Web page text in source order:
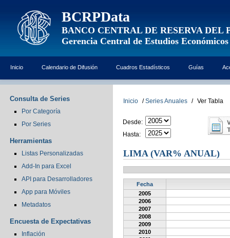
BCRPData
BANCO CENTRAL DE RESERVA DEL
Gerencia Central de Estudios Económicos
Inicio Calendario de Difusión Cuadros Estadísticos Guías
Consulta de Series
Por Categoría
Por Series
Herramientas
Listas Personalizadas
Add-In para Excel
API para Desarrolladores
App para Móviles
Metadatos
Encuesta de Expectativas
Inflación
Inicio / Series Anuales / Ver Tabla
Desde:
Hasta:
LIMA (VAR% ANUAL)
Fecha
2005
2006
2007
2008
2009
2010